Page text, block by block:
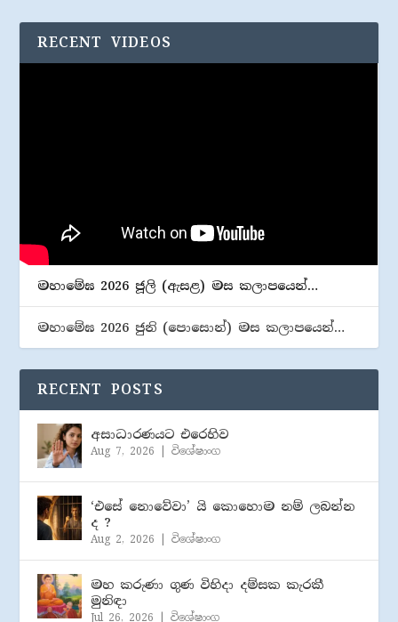
RECENT VIDEOS
මහාමේඝ 2026 ජූලි (​ඇසළ) මස කලාපයෙන්…
මහාමේඝ 2026 ජුනි (​පොසොන්) මස කලාපයෙන්…
RECENT POSTS
අසාධාරණයට එරෙහිව
Aug 7, 2026 |විශේෂාංග
‘එසේ නොවේවා’ යි කොහොම නම් ලබන්න
ද ?
Aug 2, 2026 |විශේෂාංග
මහ කරුණා ගුණ විහිදා දම්සක කැරකී
මුනිඳා
Jul 26, 2026 |විශේෂාංග